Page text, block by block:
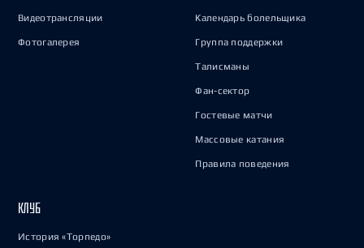
Видеотрансляции
Фотогалерея
Календарь болельщика
Группа поддержки
Талисманы
Фан-сектор
Гостевые матчи
Массовые катания
Правила поведения
КЛУБ
История «Торпедо»